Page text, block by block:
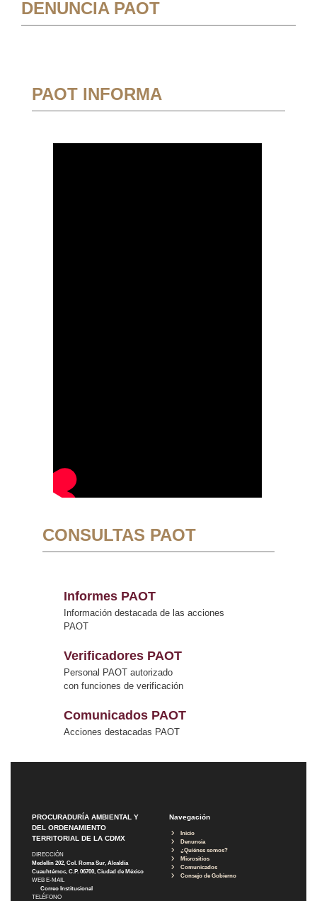
DENUNCIA PAOT
PAOT INFORMA
CONSULTAS PAOT
Informes PAOT
Información destacada de las acciones
PAOT
Verificadores PAOT
Personal PAOT autorizado
con funciones de verificación
Comunicados PAOT
Acciones destacadas PAOT
PROCURADURÍA AMBIENTAL Y
DEL ORDENAMIENTO
TERRITORIAL DE LA CDMX
DIRECCIÓN
Medellín 202, Col. Roma Sur, Alcaldía
Cuauhtémoc, C.P. 06700, Ciudad de México
WEB E-MAIL
Correo Institucional
TELÉFONO
Navegación
Inicio
Denuncia
¿Quiénes somos?
Micrositios
Comunicados
Consejo de Gobierno